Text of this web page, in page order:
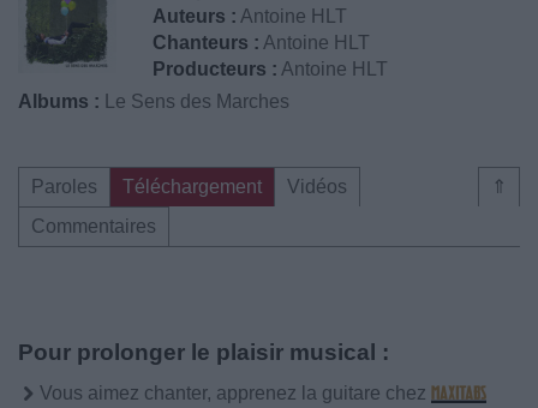
Auteurs : Antoine HLT
Chanteurs : Antoine HLT
Producteurs : Antoine HLT
Albums :
Le Sens des Marches
⇑
Paroles Téléchargement
Vidéos
Commentaires
Pour prolonger le plaisir musical :
Vous aimez chanter, apprenez la guitare chez